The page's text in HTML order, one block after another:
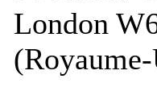
London